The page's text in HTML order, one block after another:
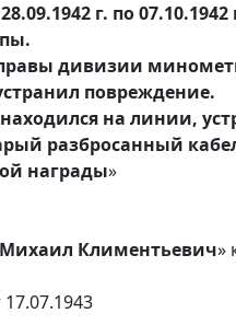
г. по
дивизии
повреждение.
на линии,
разбросанный
награды»
Климентьевич»
17.07.1943